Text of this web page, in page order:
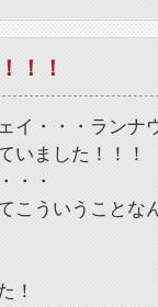
！！
イ・・・ランナ
いました！！！
・・
こういうことな
！